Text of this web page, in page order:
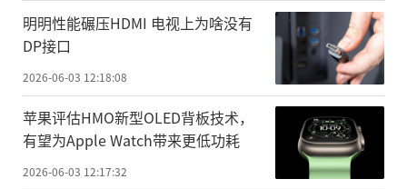
明明性能碾压HDMI 电视上为啥没有
DP接口
2026-06-03 12:18:08
苹果评估HMO新型OLED背板技术，
有望为Apple Watch带来更低功耗
2026-06-03 12:17:32